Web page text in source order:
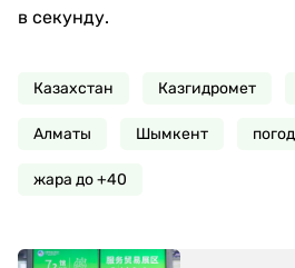
в секунду.
Казахстан Казгидромет
Алматы Шымкент
жара до +40